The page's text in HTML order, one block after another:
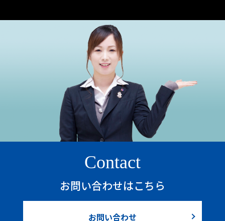
Contact
お問い合わせはこちら
お問い合わせ